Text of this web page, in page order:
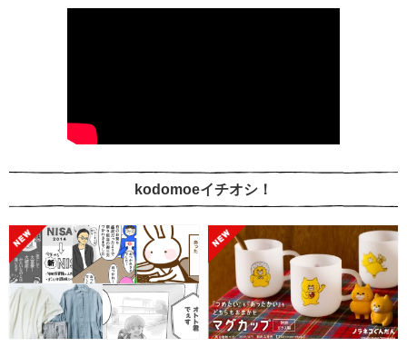
kodomoeイチオシ！